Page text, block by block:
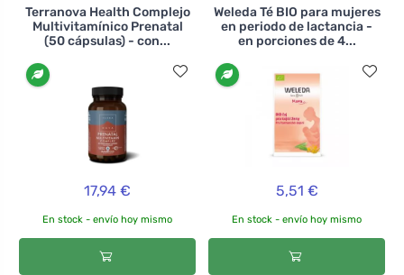
Terranova Health Complejo
Multivitamínico Prenatal
(50 cápsulas) - con...
17,94 €
En stock - envío hoy mismo
Weleda Té BIO para mujeres
en periodo de lactancia -
en porciones de 4...
5,51 €
En stock - envío hoy mismo